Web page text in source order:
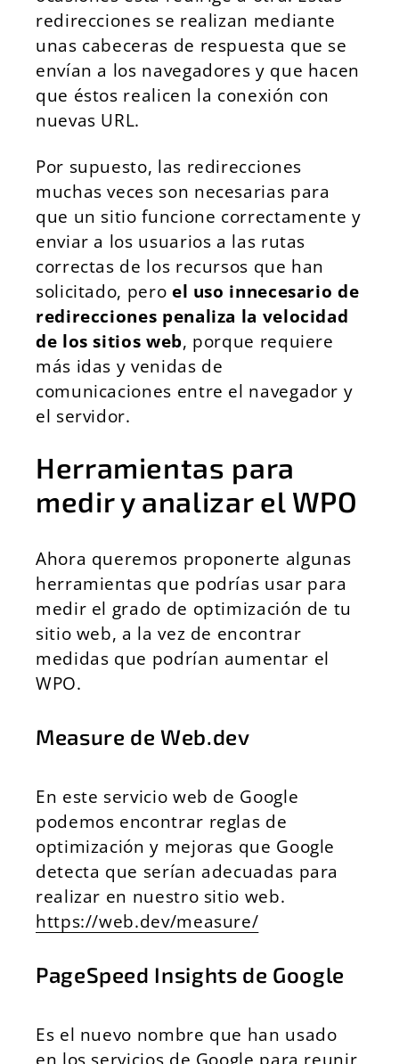
redirecciones se realizan mediante
unas cabeceras de respuesta que se
envían a los navegadores y que hacen
que éstos realicen la conexión con
nuevas URL.
Por supuesto, las redirecciones
muchas veces son necesarias para
que un sitio funcione correctamente y
enviar a los usuarios a las rutas
correctas de los recursos que han
solicitado, pero el uso innecesario de
redirecciones penaliza la velocidad
de los sitios web, porque requiere
más idas y venidas de
comunicaciones entre el navegador y
el servidor.
Herramientas para
medir y analizar el WPO
Ahora queremos proponerte algunas
herramientas que podrías usar para
medir el grado de optimización de tu
sitio web, a la vez de encontrar
medidas que podrían aumentar el
WPO.
Measure de Web.dev
En este servicio web de Google
podemos encontrar reglas de
optimización y mejoras que Google
detecta que serían adecuadas para
realizar en nuestro sitio web.
https://web.dev/measure/
PageSpeed Insights de Google
Es el nuevo nombre que han usado
en los servicios de Google para reunir